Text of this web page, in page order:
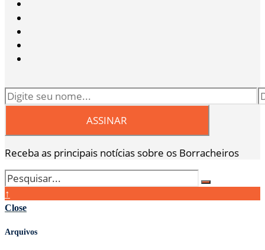
Receba as principais notícias sobre os Borracheiros
↑
Close
Arquivos